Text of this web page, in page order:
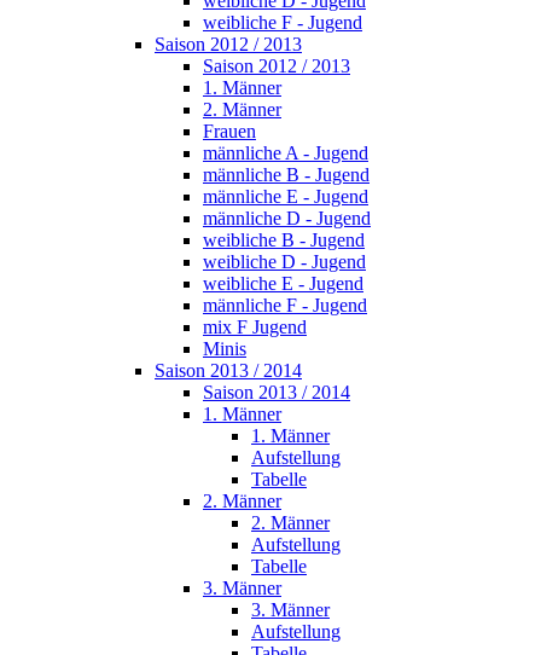
weibliche F - Jugend
Saison 2012 / 2013
Saison 2012 / 2013
1. Männer
2. Männer
Frauen
männliche A - Jugend
männliche B - Jugend
männliche E - Jugend
männliche D - Jugend
weibliche B - Jugend
weibliche D - Jugend
weibliche E - Jugend
männliche F - Jugend
mix F Jugend
Minis
Saison 2013 / 2014
Saison 2013 / 2014
1. Männer
1. Männer
Aufstellung
Tabelle
2. Männer
2. Männer
Aufstellung
Tabelle
3. Männer
3. Männer
Aufstellung